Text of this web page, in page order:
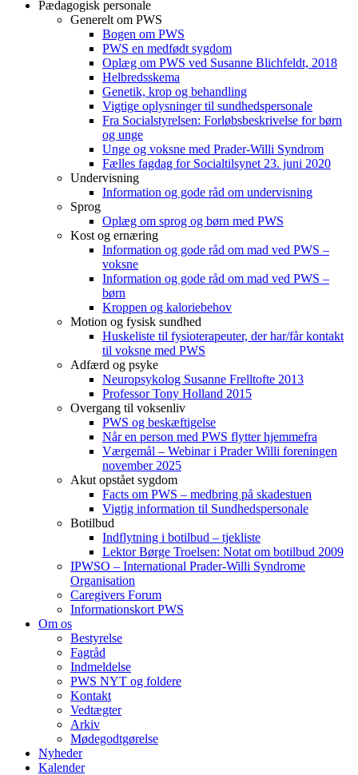
Pædagogisk personale
Generelt om PWS
Bogen om PWS
PWS en medfødt sygdom
Oplæg om PWS ved Susanne Blichfeldt, 2018
Helbredsskema
Genetik, krop og behandling
Vigtige oplysninger til sundhedspersonale
Fra Socialstyrelsen: Forløbsbeskrivelse for børn
og unge
Unge og voksne med Prader-Willi Syndrom
Fælles fagdag for Socialtilsynet 23. juni 2020
Undervisning
Information og gode råd om undervisning
Sprog
Oplæg om sprog og børn med PWS
Kost og ernæring
Information og gode råd om mad ved PWS –
voksne
Information og gode råd om mad ved PWS –
børn
Kroppen og kaloriebehov
Motion og fysisk sundhed
Huskeliste til fysioterapeuter, der har/får kontakt
til voksne med PWS
Adfærd og psyke
Neuropsykolog Susanne Frelltofte 2013
Professor Tony Holland 2015
Overgang til voksenliv
PWS og beskæftigelse
Når en person med PWS flytter hjemmefra
Værgemål – Webinar i Prader Willi foreningen
november 2025
Akut opstået sygdom
Facts om PWS – medbring på skadestuen
Vigtig information til Sundhedspersonale
Botilbud
Indflytning i botilbud – tjekliste
Lektor Børge Troelsen: Notat om botilbud 2009
IPWSO – International Prader-Willi Syndrome
Organisation
Caregivers Forum
Informationskort PWS
Om os
Bestyrelse
Fagråd
Indmeldelse
PWS NYT og foldere
Kontakt
Vedtægter
Arkiv
Mødegodtgørelse
Nyheder
Kalender